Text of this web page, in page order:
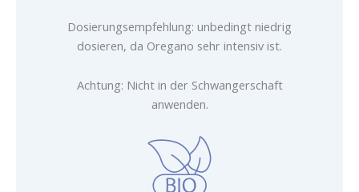
Dosierungsempfehlung: unbedingt niedrig
dosieren, da Oregano sehr intensiv ist.
Achtung: Nicht in der Schwangerschaft
anwenden.